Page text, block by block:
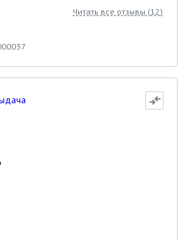
Читать все отзывы (12)